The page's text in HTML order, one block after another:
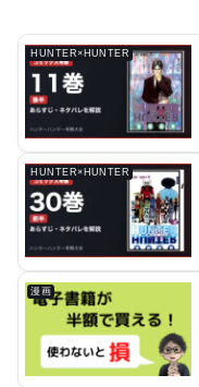
HUNTER×HUNTER
HUNTER×HUNTER
漫画